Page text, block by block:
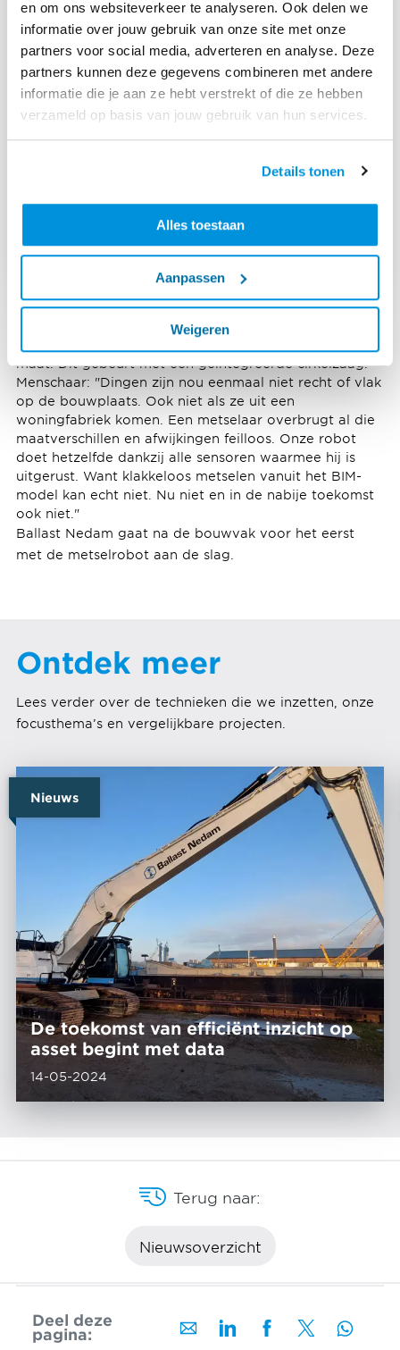
en om ons websiteverkeer te analyseren. Ook delen we
informatie over jouw gebruik van onze site met onze
partners voor social media, adverteren en analyse. Deze
partners kunnen deze gegevens combineren met andere
informatie die je aan ze hebt verstrekt of die ze hebben
verzameld op basis van jouw gebruik van hun services.
Details tonen
Alles toestaan
Aanpassen
Weigeren
maat. Dit gebeurt met een geïntegreerde cirkelzaag.
Menschaar: "Dingen zijn nou eenmaal niet recht of vlak
op de bouwplaats. Ook niet als ze uit een
woningfabriek komen. Een metselaar overbrugt al die
maatverschillen en afwijkingen feilloos. Onze robot
doet hetzelfde dankzij alle sensoren waarmee hij is
uitgerust. Want klakkeloos metselen vanuit het BIM-
model kan echt niet. Nu niet en in de nabije toekomst
ook niet."
Ballast Nedam gaat na de bouwvak voor het eerst
met de metselrobot aan de slag.
Ontdek meer
Lees verder over de technieken die we inzetten, onze
focusthema’s en vergelijkbare projecten.
Nieuws
De toekomst van efficiënt inzicht op
asset begint met data
14-05-2024
Terug naar:
Nieuwsoverzicht
Deel deze
pagina: